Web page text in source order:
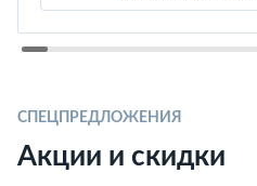
СПЕЦПРЕДЛОЖЕНИЯ
Акции и скидки